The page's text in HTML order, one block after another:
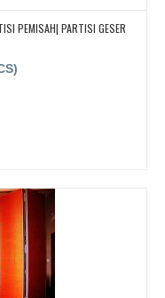
PEMISAH| PARTISI GESER